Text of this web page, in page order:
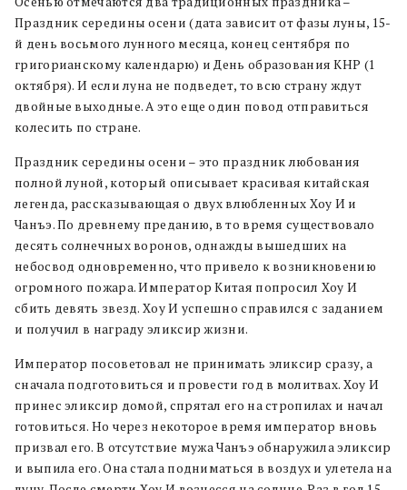
Праздник середины осени (дата зависит от фазы луны, 15-
й день восьмого лунного месяца, конец сентября по
григорианскому календарю) и День образования КНР (1
октября). И если луна не подведет, то всю страну ждут
двойные выходные. А это еще один повод отправиться
колесить по стране.
Праздник середины осени – это праздник любования
полной луной, который описывает красивая китайская
легенда, рассказывающая о двух влюбленных Хоу И и
Чанъэ. По древнему преданию, в то время существовало
десять солнечных воронов, однажды вышедших на
небосвод одновременно, что привело к возникновению
огромного пожара. Император Китая попросил Хоу И
сбить девять звезд. Хоу И успешно справился с заданием
и получил в награду эликсир жизни.
Император посоветовал не принимать эликсир сразу, а
сначала подготовиться и провести год в молитвах. Хоу И
принес эликсир домой, спрятал его на стропилах и начал
готовиться. Но через некоторое время император вновь
призвал его. В отсутствие мужа Чанъэ обнаружила эликсир
и выпила его. Она стала подниматься в воздух и улетела на